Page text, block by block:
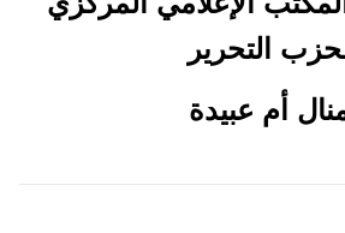
التحرير
أم عبيدة